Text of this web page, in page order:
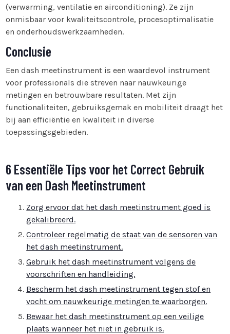
(verwarming, ventilatie en airconditioning). Ze zijn
onmisbaar voor kwaliteitscontrole, procesoptimalisatie
en onderhoudswerkzaamheden.
Conclusie
Een dash meetinstrument is een waardevol instrument
voor professionals die streven naar nauwkeurige
metingen en betrouwbare resultaten. Met zijn
functionaliteiten, gebruiksgemak en mobiliteit draagt het
bij aan efficiëntie en kwaliteit in diverse
toepassingsgebieden.
6 Essentiële Tips voor het Correct Gebruik
van een Dash Meetinstrument
Zorg ervoor dat het dash meetinstrument goed is
gekalibreerd.
Controleer regelmatig de staat van de sensoren van
het dash meetinstrument.
Gebruik het dash meetinstrument volgens de
voorschriften en handleiding.
Bescherm het dash meetinstrument tegen stof en
vocht om nauwkeurige metingen te waarborgen.
Bewaar het dash meetinstrument op een veilige
plaats wanneer het niet in gebruik is.